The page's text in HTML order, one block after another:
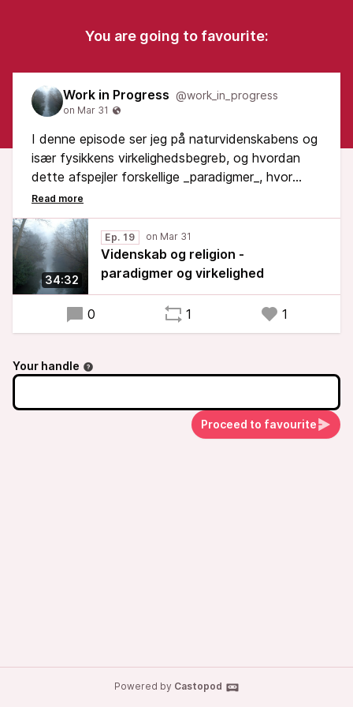
You are going to favourite:
Work in Progress @work_in_progress
I denne episode ser jeg på naturvidenskabens og
især fysikkens virkelighedsbegreb, og hvordan
dette afspejler forskellige _paradigmer_, hvor
modstridende modeller sagtens kan være
videnskabeligt sande på forskellige tidspunkter.
Dette har betydning for vores vurdering af
religiøse fænomener, som ikke automatisk kan
dømmes ude som "overtro" på baggrund af
videnskabelige argumenter.
34:32
Ep. 19
Videnskab og religion -
paradigmer og virkelighed
0 1 1
Your handle
Proceed to favourite
Powered by Castopod